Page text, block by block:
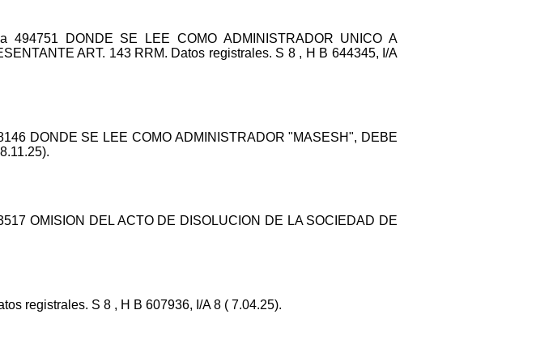
DONDE SE LEE COMO ADMINISTRADOR UNICO A
ART. 143 RRM. Datos registrales. S 8 , H B 644345, I/A
DONDE SE LEE COMO ADMINISTRADOR "MASESH", DEBE
OMISION DEL ACTO DE DISOLUCION DE LA SOCIEDAD DE
registrales. S 8 , H B 607936, I/A 8 ( 7.04.25).